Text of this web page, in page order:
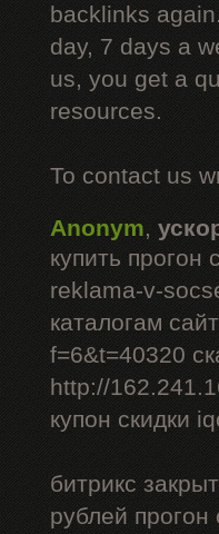
backlinks
day, 7 days a
us, you get a
resources.
To contact us
Anonym,
купить
reklama-v-
каталогам
f=6&t=40320
http://
купон скидки
битрикс
рублей